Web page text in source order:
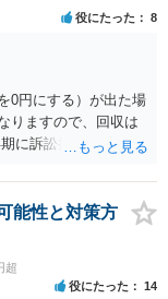
せん。時効にかか
効の援用により消滅
。未払の発生よ
しょう。 > また、こ
か？ こちらの立場を
います。「支払い意
役にたった 8
0円にする）が出た場
りますので、回収は
に訴訟提起などを進
能性と対策方
超
役にたった 14